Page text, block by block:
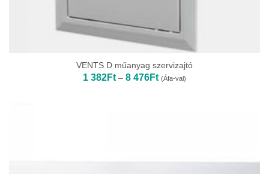
VENTS D műanyag szervizajtó
1 382Ft – 8 476FtÁrtartomány:
1
(Áfa-val)